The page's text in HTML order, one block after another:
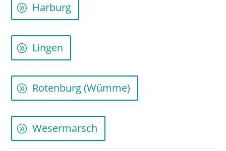
Harburg
Lingen
Rotenburg (Wümme)
Wesermarsch